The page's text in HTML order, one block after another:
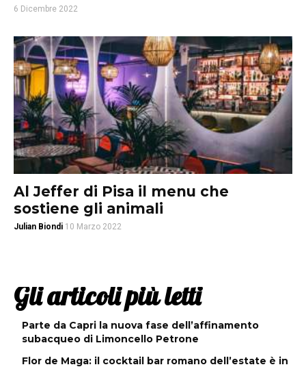
6 Dicembre 2022
Al Jeffer di Pisa il menu che
sostiene gli animali
Julian Biondi 10 Marzo 2022
Gli articoli più letti
Parte da Capri la nuova fase dell’affinamento
subacqueo di Limoncello Petrone
Flor de Maga: il cocktail bar romano dell’estate è in